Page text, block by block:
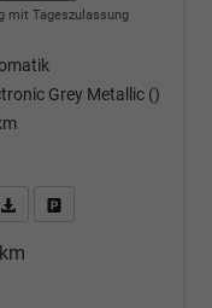
mit Tageszulassung
Grey Metallic ()
& Angebot anfordern
PDF-Datei, Fahrzeugexposé